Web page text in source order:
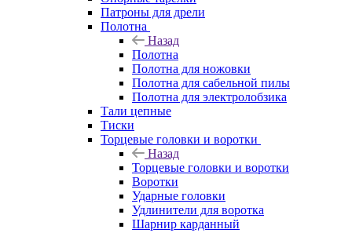
Патроны для дрели
Полотна
Назад
Полотна
Полотна для ножовки
Полотна для сабельной пилы
Полотна для электролобзика
Тали цепные
Тиски
Торцевые головки и воротки
Назад
Торцевые головки и воротки
Воротки
Ударные головки
Удлинители для воротка
Шарнир карданный